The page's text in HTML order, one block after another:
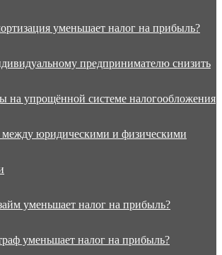
уменьшает налог на прибыль?
предпринимателю снизить
на упрощённой системе налогообложения
юридическими и физическими
уменьшает налог на прибыль?
уменьшает налог на прибыль?